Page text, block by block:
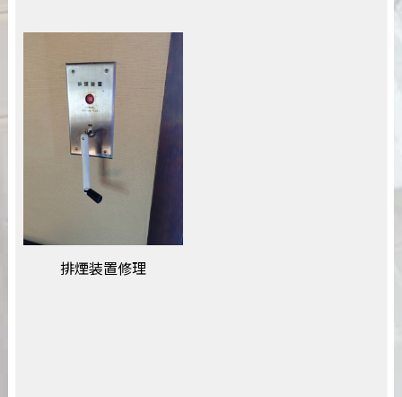
排煙装置修理